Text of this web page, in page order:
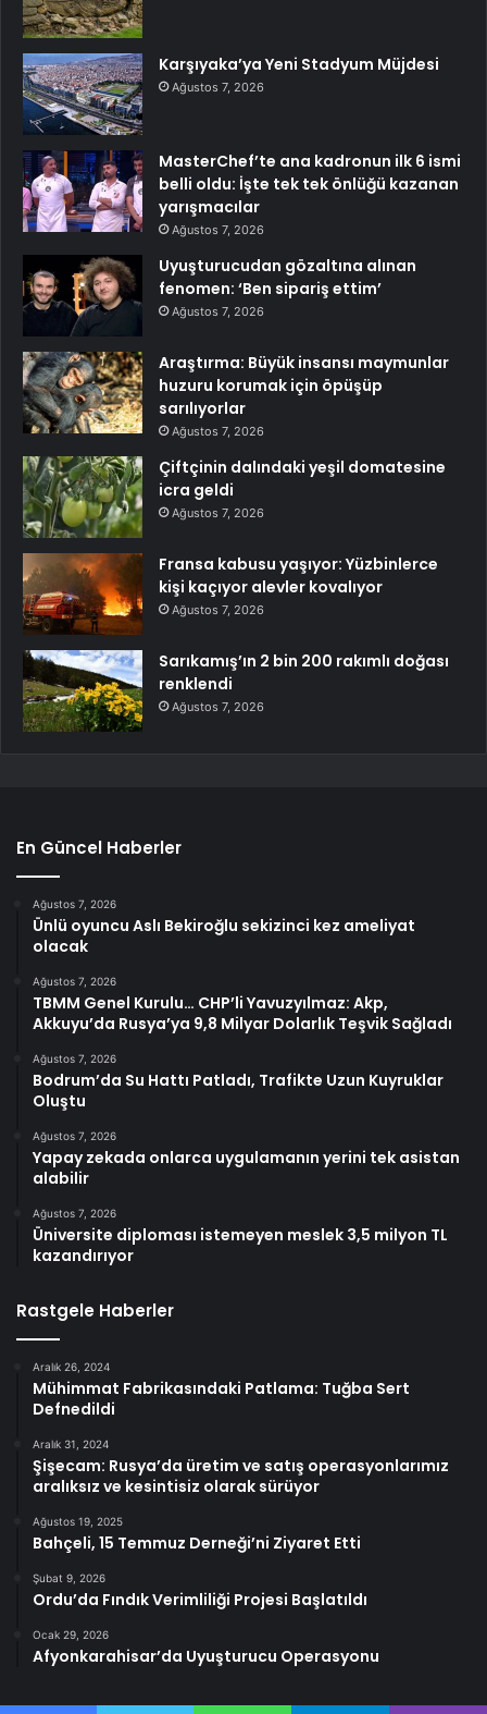
Karşıyaka’ya Yeni Stadyum Müjdesi
Ağustos 7, 2026
MasterChef’te ana kadronun ilk 6 ismi
belli oldu: İşte tek tek önlüğü kazanan
yarışmacılar
Ağustos 7, 2026
Uyuşturucudan gözaltına alınan
fenomen: ‘Ben sipariş ettim’
Ağustos 7, 2026
Araştırma: Büyük insansı maymunlar
huzuru korumak için öpüşüp
sarılıyorlar
Ağustos 7, 2026
Çiftçinin dalındaki yeşil domatesine
icra geldi
Ağustos 7, 2026
Fransa kabusu yaşıyor: Yüzbinlerce
kişi kaçıyor alevler kovalıyor
Ağustos 7, 2026
Sarıkamış’ın 2 bin 200 rakımlı doğası
renklendi
Ağustos 7, 2026
En Güncel Haberler
Ağustos 7, 2026
Ünlü oyuncu Aslı Bekiroğlu sekizinci kez ameliyat
olacak
Ağustos 7, 2026
TBMM Genel Kurulu… CHP’li Yavuzyılmaz: Akp,
Akkuyu’da Rusya’ya 9,8 Milyar Dolarlık Teşvik Sağladı
Ağustos 7, 2026
Bodrum’da Su Hattı Patladı, Trafikte Uzun Kuyruklar
Oluştu
Ağustos 7, 2026
Yapay zekada onlarca uygulamanın yerini tek asistan
alabilir
Ağustos 7, 2026
Üniversite diploması istemeyen meslek 3,5 milyon TL
kazandırıyor
Rastgele Haberler
Aralık 26, 2024
Mühimmat Fabrikasındaki Patlama: Tuğba Sert
Defnedildi
Aralık 31, 2024
Şişecam: Rusya’da üretim ve satış operasyonlarımız
aralıksız ve kesintisiz olarak sürüyor
Ağustos 19, 2025
Bahçeli, 15 Temmuz Derneği’ni Ziyaret Etti
Şubat 9, 2026
Ordu’da Fındık Verimliliği Projesi Başlatıldı
Ocak 29, 2026
Afyonkarahisar’da Uyuşturucu Operasyonu